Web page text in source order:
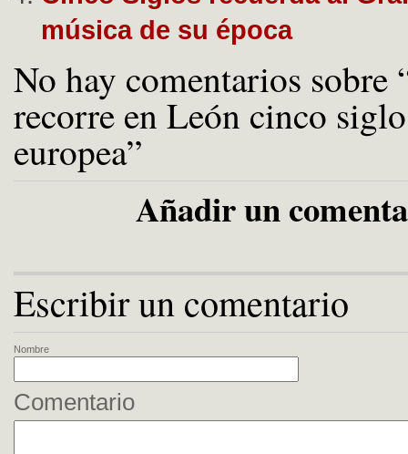
música de su época
No hay comentarios sobre
recorre en León cinco
europea”
Añadir un
Escribir un comentario
Nombre
Comentario